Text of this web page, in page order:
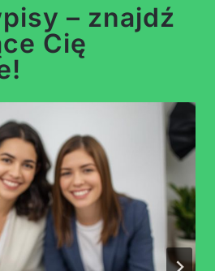
– znajdź
Cię